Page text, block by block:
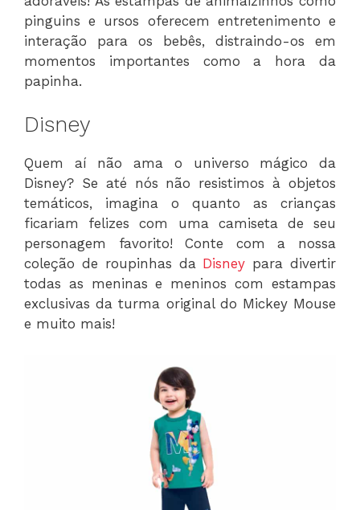
pinguins e ursos oferecem entretenimento e
interação para os bebês, distraindo-os em
momentos importantes como a hora da
papinha.
Disney
Quem aí não ama o universo mágico da
Disney? Se até nós não resistimos à objetos
temáticos, imagina o quanto as crianças
ficariam felizes com uma camiseta de seu
personagem favorito! Conte com a nossa
coleção de roupinhas da Disney para divertir
todas as meninas e meninos com estampas
exclusivas da turma original do Mickey Mouse
e muito mais!